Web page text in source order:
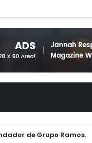
de Grupo Ramos.